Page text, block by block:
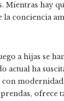
hay
conciencia
a hijas se
actual ha
ofrece